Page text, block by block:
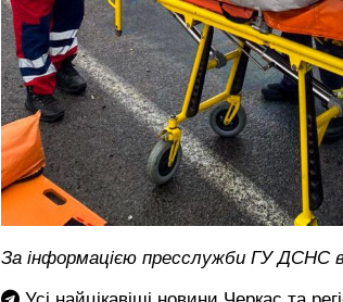
За інформацією пресслужби ГУ ДСНС в